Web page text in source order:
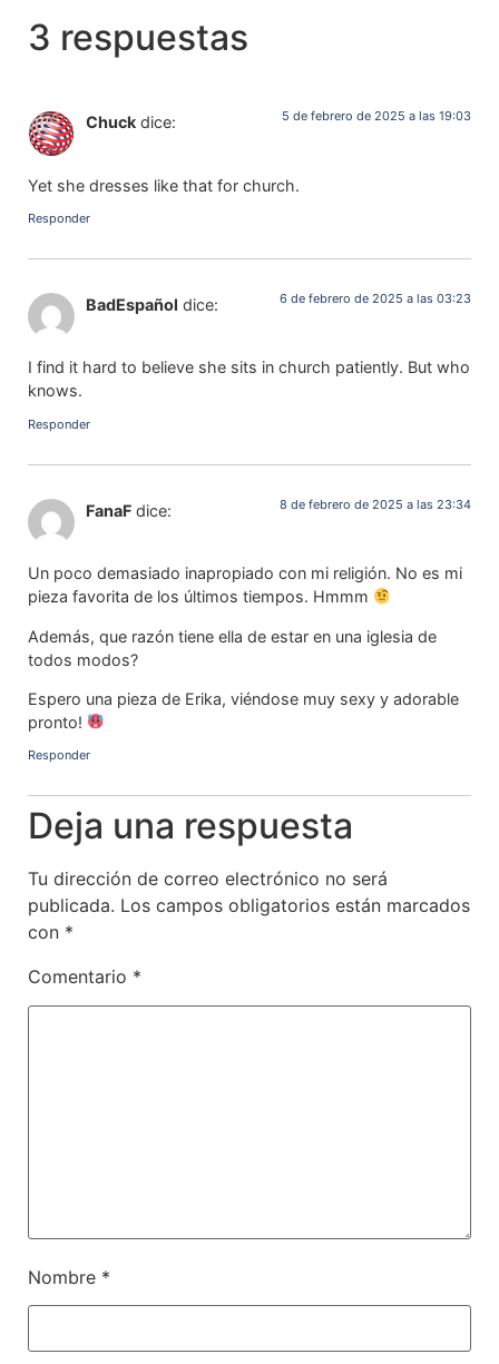
3 respuestas
Chuck dice: 5 de febrero de 2025 a las 19:03
Yet she dresses like that for church.
Responder
BadEspañol dice: 6 de febrero de 2025 a las 03:23
I find it hard to believe she sits in church patiently. But who
knows.
Responder
FanaF dice: 8 de febrero de 2025 a las 23:34
Un poco demasiado inapropiado con mi religión. No es mi
pieza favorita de los últimos tiempos. Hmmm
Además, que razón tiene ella de estar en una iglesia de
todos modos?
Espero una pieza de Erika, viéndose muy sexy y adorable
pronto!
Responder
Deja una respuesta
Tu dirección de correo electrónico no será
publicada. Los campos obligatorios están marcados
con *
Comentario *
Nombre *